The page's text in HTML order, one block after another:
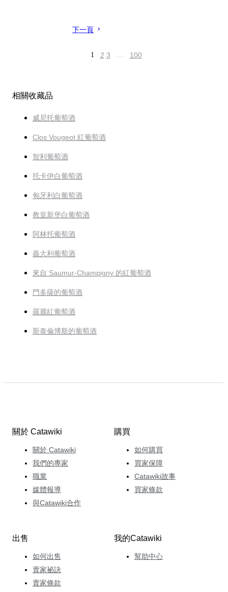
下一頁
1 2 3 … 100
相關收藏品
威尼托葡萄酒
Clos Vougeot 紅葡萄酒
智利葡萄酒
托卡伊白葡萄酒
匈牙利白葡萄酒
教皇新堡白葡萄酒
阿林托葡萄酒
義大利葡萄酒
來自 Saumur-Champigny 的紅葡萄酒
門多薩的葡萄酒
羅麗紅葡萄酒
斯泰倫博斯的葡萄酒
關於 Catawiki
關於 Catawiki
我們的專家
職業
媒體報導
與Catawiki合作
購買
如何購買
買家保障
Catawiki故事
買家條款
出售
如何出售
賣家祕訣
賣家條款
我的Catawiki
幫助中心